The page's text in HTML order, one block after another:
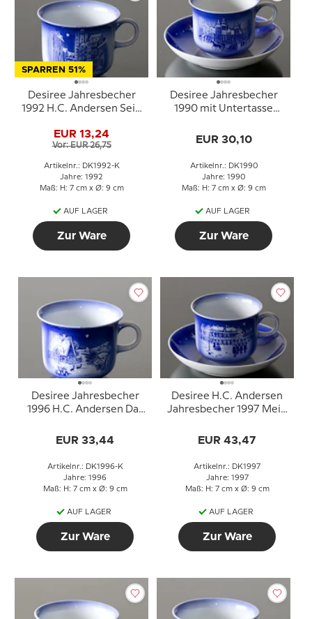
SPARREN 51%
Desiree Jahresbecher
1992 H.C. Andersen Sein
EUR 13,24
Vor: EUR 26,75
Artikelnr.: DK1992-K
Jahre: 1992
Maß: H: 7 cm x Ø: 9 cm
AUF LAGER
Zur Ware
Desiree Jahresbecher
1990 mit Untertasse
EUR 30,10
Artikelnr.: DK1990
Jahre: 1990
Maß: H: 7 cm x Ø: 9 cm
AUF LAGER
Zur Ware
Desiree Jahresbecher
1996 H.C. Andersen Das
EUR 33,44
Artikelnr.: DK1996-K
Jahre: 1996
Maß: H: 7 cm x Ø: 9 cm
AUF LAGER
Zur Ware
Desiree H.C. Andersen
Jahresbecher 1997 Mein
Untertasse
EUR 43,47
Artikelnr.: DK1997
Jahre: 1997
Maß: H: 7 cm x Ø: 9 cm
AUF LAGER
Zur Ware